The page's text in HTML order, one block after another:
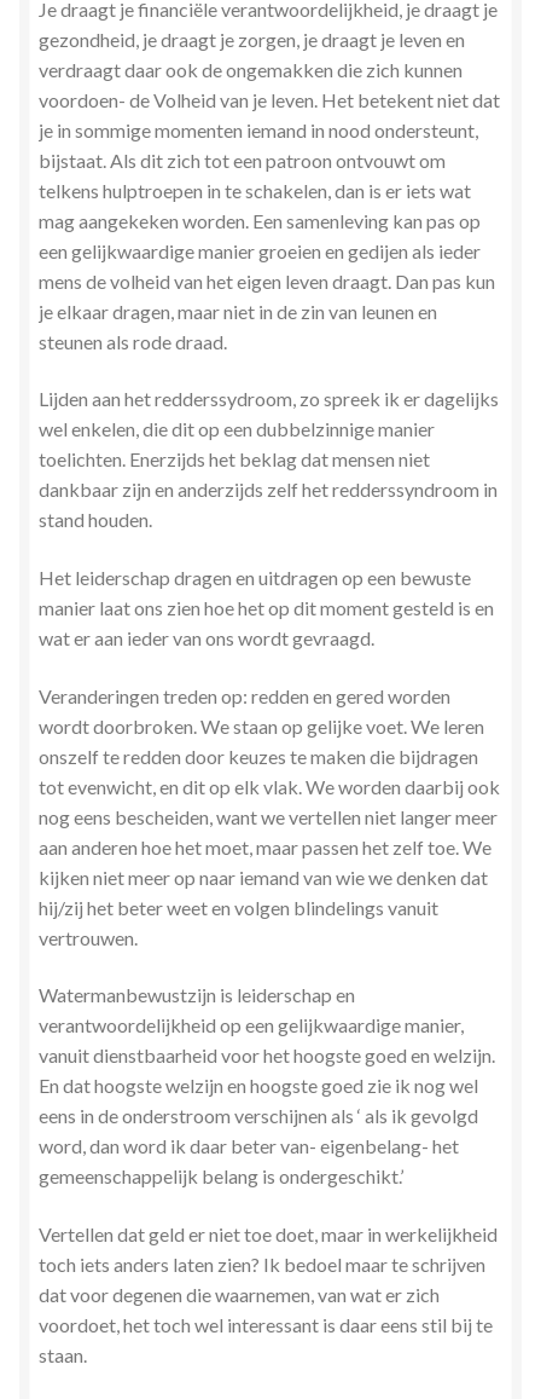
Je draagt je financiële verantwoordelijkheid, je draagt je
gezondheid, je draagt je zorgen, je draagt je leven en
verdraagt daar ook de ongemakken die zich kunnen
voordoen- de Volheid van je leven. Het betekent niet dat
je in sommige momenten iemand in nood ondersteunt,
bijstaat. Als dit zich tot een patroon ontvouwt om
telkens hulptroepen in te schakelen, dan is er iets wat
mag aangekeken worden. Een samenleving kan pas op
een gelijkwaardige manier groeien en gedijen als ieder
mens de volheid van het eigen leven draagt. Dan pas kun
je elkaar dragen, maar niet in de zin van leunen en
steunen als rode draad.
Lijden aan het redderssydroom, zo spreek ik er dagelijks
wel enkelen, die dit op een dubbelzinnige manier
toelichten. Enerzijds het beklag dat mensen niet
dankbaar zijn en anderzijds zelf het redderssyndroom in
stand houden.
Het leiderschap dragen en uitdragen op een bewuste
manier laat ons zien hoe het op dit moment gesteld is en
wat er aan ieder van ons wordt gevraagd.
Veranderingen treden op: redden en gered worden
wordt doorbroken. We staan op gelijke voet. We leren
onszelf te redden door keuzes te maken die bijdragen
tot evenwicht, en dit op elk vlak. We worden daarbij ook
nog eens bescheiden, want we vertellen niet langer meer
aan anderen hoe het moet, maar passen het zelf toe. We
kijken niet meer op naar iemand van wie we denken dat
hij/zij het beter weet en volgen blindelings vanuit
vertrouwen.
Watermanbewustzijn is leiderschap en
verantwoordelijkheid op een gelijkwaardige manier,
vanuit dienstbaarheid voor het hoogste goed en welzijn.
En dat hoogste welzijn en hoogste goed zie ik nog wel
eens in de onderstroom verschijnen als ‘ als ik gevolgd
word, dan word ik daar beter van- eigenbelang- het
gemeenschappelijk belang is ondergeschikt.’
Vertellen dat geld er niet toe doet, maar in werkelijkheid
toch iets anders laten zien? Ik bedoel maar te schrijven
dat voor degenen die waarnemen, van wat er zich
voordoet, het toch wel interessant is daar eens stil bij te
staan.